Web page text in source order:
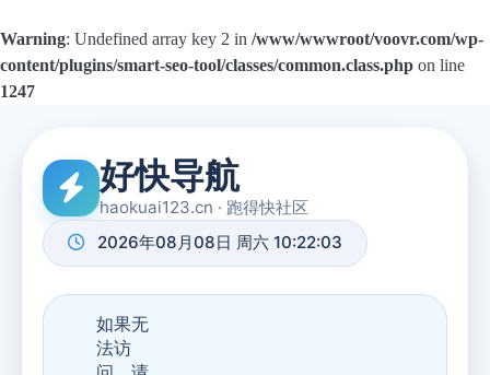
Warning: Undefined array key 2 in /www/wwwroot/voovr.com/wp-
content/plugins/smart-seo-tool/classes/common.class.php on line
1247